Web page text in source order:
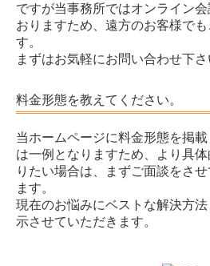
ですが当事務所ではオンライン
おりますため、遠方のお客様で
す。
まずはお気軽にお問い合わせ下さ
料金形態を教えてください。
当ホームページに料金形態を掲
は一例となりますため、より具
りたい場合は、まずご面談をさ
ます。
現在のお悩みにベストな解決方
示させていただきます。